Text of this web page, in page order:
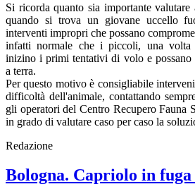
Si ricorda quanto sia importante valutare
quando si trova un giovane uccello
interventi impropri che possano
infatti normale che i piccoli, una volta
inizino i primi tentativi di volo e possano
a terra.
Per questo motivo è consigliabile
difficoltà dell'animale, contattando
gli operatori del Centro Recupero Fauna
in grado di valutare caso per caso la
Redazione
Bologna. Capriolo in